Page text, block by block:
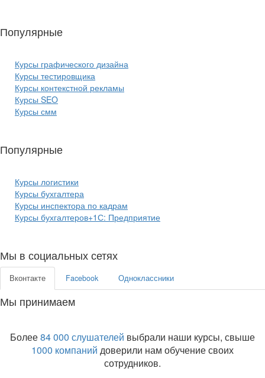
Популярные
Курсы графического дизайна
Курсы тестировщика
Курсы контекстной рекламы
Курсы SEO
Курсы смм
Популярные
Курсы логистики
Курсы бухгалтера
Курсы инспектора по кадрам
Курсы бухгалтеров+1С: Предприятие
Мы в социальных сетях
Вконтакте Facebook Одноклассники
Мы принимаем
Более84 000 слушателей выбрали наши курсы, свыше
1000 компаний доверили нам обучение своих
сотрудников.